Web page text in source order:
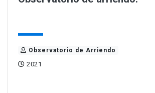
Observatorio de Arriendo
2021